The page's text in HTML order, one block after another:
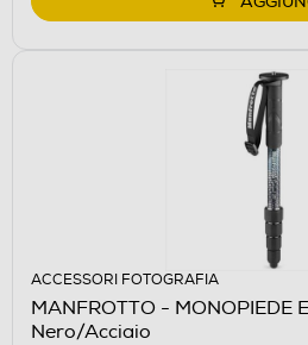
ACCESSORI FOTOGRAFIA
MANFROTTO - MONOPIEDE
Nero/Acciaio